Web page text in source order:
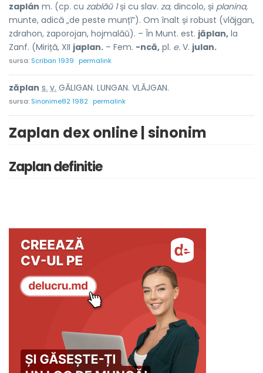
zaplán m. (cp. cu zablăŭ 1și cu slav. za, dincolo, și planina,
munte, adică „de peste munțĭ”). Om înalt și robust (vlăjgan,
zdrahon, zaporojan, hojmalăŭ). – În Munt. est. jăplan, la
Zanf. (Miriță, XII japlan. – Fem. -ncă, pl. e. V. julan.
sursa: Scriban 1939 permalink
zăplan s. v. GĂLIGAN. LUNGAN. VLĂJGAN.
sursa: Sinonime82 1982 permalink
Zaplan dex online | sinonim
Zaplan definitie